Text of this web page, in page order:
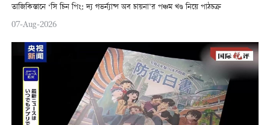
তাজিকিস্তানে ‘সি চিন পিং: দ্য গভর্ন্যান্স অব চায়না’র পঞ্চম খণ্ড নিয়ে পাঠচক্র
07-Aug-2026